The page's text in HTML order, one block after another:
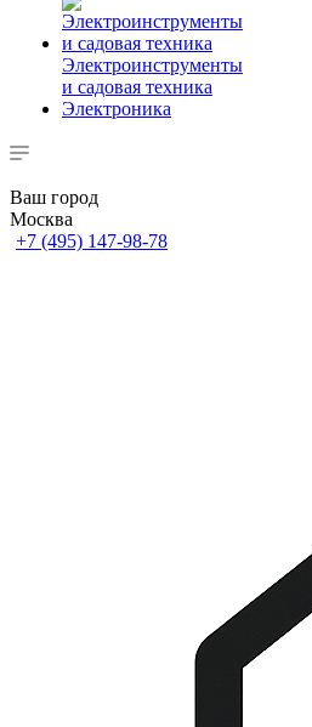
Электроинструменты
и садовая техника
Электроника
Ваш город
Москва
+7 (495) 147-98-78